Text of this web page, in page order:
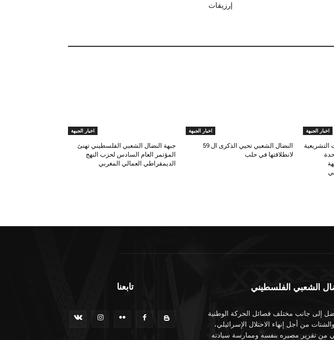
إرزيقات
اخبار الجبهة
التشريعية
اخبار الجبهة
النضال الشعبي تحيي الذكرى ال 59
لانطلاقتها في حلب
اخبار الجبهة
جبهة النضال الشعبي الفلسطيني تهنئ
المؤتمر العام السادس لحزب النهج
الديمقراطي العمالي المغربي
تابعنا الشعبي الفلسطيني
إلى جانب مختلف فصائل الحركة الوطنية
من أجل إنهاء الاحتلال الإسرائيلي،
من تقرير مصيره بنفسه وممارسة سيادته